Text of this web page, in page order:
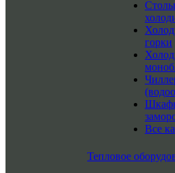
Столы
горки
Все
Тепловое